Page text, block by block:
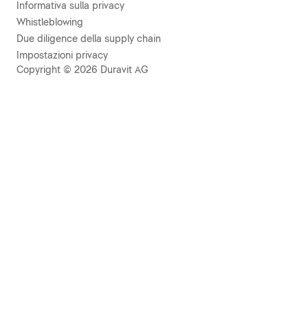
Informativa sulla privacy
Whistleblowing
Due diligence della supply chain
Impostazioni privacy
Copyright © 2026 Duravit AG